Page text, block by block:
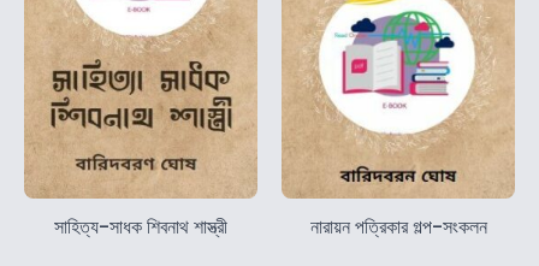
সাহিত্য-সাধক শিবনাথ শাস্ত্রী নারায়ন পত্রিকার গল্প-সংকলন